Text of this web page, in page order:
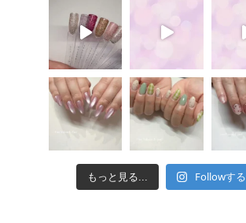
もっと見る... Followする